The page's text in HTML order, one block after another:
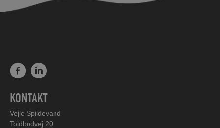
KONTAKT
Vejle Spildevand
Toldbodvej 20